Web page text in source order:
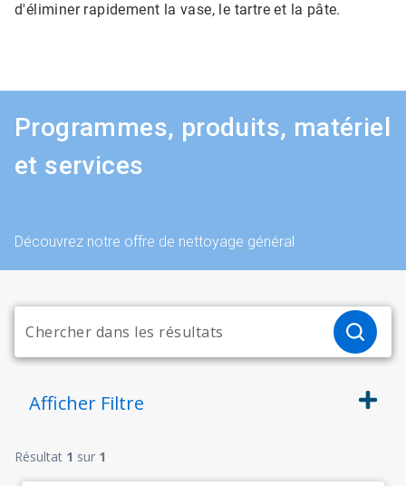
d'éliminer rapidement la vase, le tartre et la pâte.
Programmes, produits, matériel
et services
Découvrez notre offre de nettoyage général
Afficher Filtre
Résultat 1 sur 1